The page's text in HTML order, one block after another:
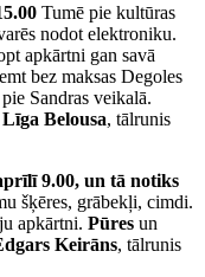
Tumē pie kultūras
nodot elektroniku.
apkārtni gan savā
bez maksas Degoles
Sandras veikalā.
Līga Belousa, tālrunis
9.00, un tā notiks
šķēres, grābekļi, cimdi.
apkārtni. Pūres un
Keirāns, tālrunis